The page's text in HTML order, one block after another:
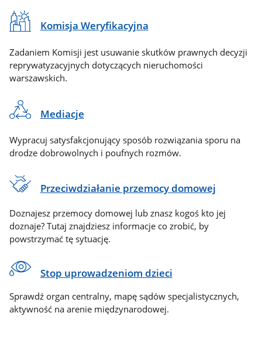
Komisja Weryfikacyjna
Zadaniem Komisji jest usuwanie skutków prawnych decyzji
reprywatyzacyjnych dotyczących nieruchomości
warszawskich.
Mediacje
Wypracuj satysfakcjonujący sposób rozwiązania sporu na
drodze dobrowolnych i poufnych rozmów.
Przeciwdziałanie przemocy domowej
Doznajesz przemocy domowej lub znasz kogoś kto jej
doznaje? Tutaj znajdziesz informacje co zrobić, by
powstrzymać tę sytuację.
Stop uprowadzeniom dzieci
Sprawdź organ centralny, mapę sądów specjalistycznych,
aktywność na arenie międzynarodowej.